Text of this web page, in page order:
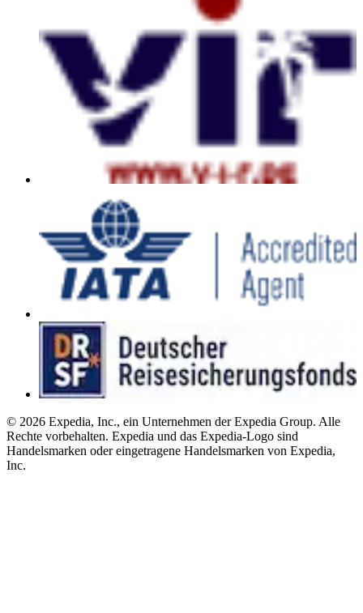
© 2026 Expedia, Inc., ein Unternehmen der Expedia Group. Alle
Rechte vorbehalten. Expedia und das Expedia-Logo sind
Handelsmarken oder eingetragene Handelsmarken von Expedia,
Inc.